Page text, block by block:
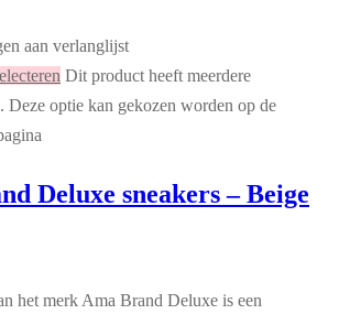
aan verlanglijst
Dit product heeft meerdere
Deze optie kan gekozen worden op de
Deluxe sneakers – Beige
het merk Ama Brand Deluxe is een